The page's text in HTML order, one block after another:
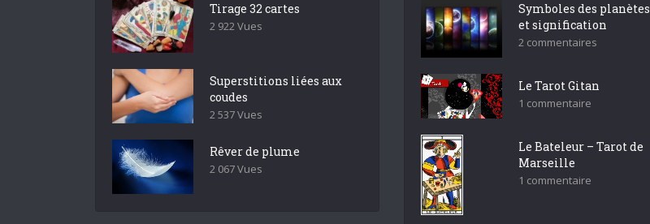
Tirage 32 cartes
2 922 Vues
Superstitions liées aux
coudes
2 537 Vues
Rêver de plume
2 067 Vues
Symboles des planètes
et signification
2 commentaires
Le Tarot Gitan
1 commentaire
Le Bateleur – Tarot de
Marseille
1 commentaire